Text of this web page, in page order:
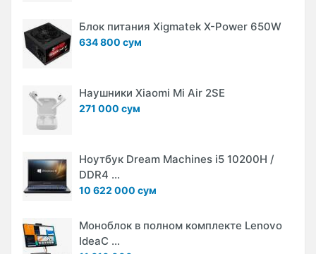
Блок питания Xigmatek X-Power 650W
634 800 сум
Наушники Xiaomi Mi Air 2SE
271 000 сум
Ноутбук Dream Machines i5 10200H /
DDR4 ...
10 622 000 сум
Моноблок в полном комплекте Lenovo
IdeaC ...